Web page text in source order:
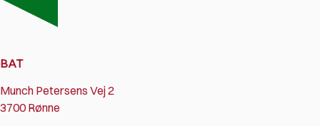
BAT
Munch Petersens Vej 2
3700 Rønne